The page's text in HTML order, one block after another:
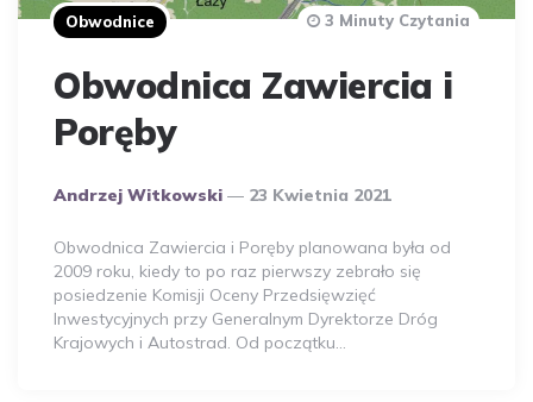
Obwodnice
Obwodnica Zawiercia i
Poręby
Opublikowany
Andrzej Witkowski 23 Kwietnia 2021
3 Minuty Czytania
Obwodnica Zawiercia i Poręby planowana była od
2009 roku, kiedy to po raz pierwszy zebrało się
posiedzenie Komisji Oceny Przedsięwzięć
Inwestycyjnych przy Generalnym Dyrektorze Dróg
Krajowych i Autostrad. Od początku…